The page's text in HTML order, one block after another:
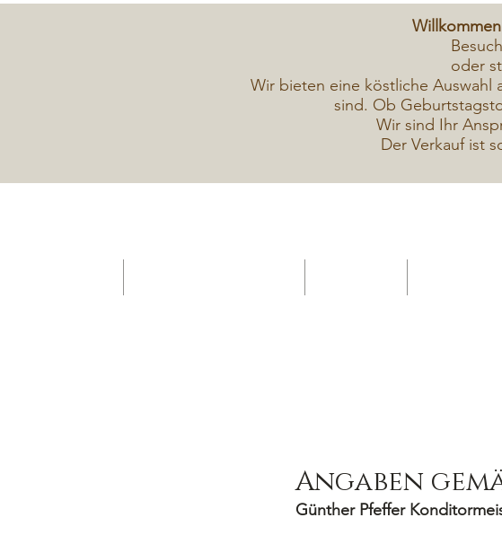
oder
Wir bieten eine köstliche Auswahl
sind. Ob
Wir sind Ihr
Der Verkauf ist
Angaben
Günther Pfeffer